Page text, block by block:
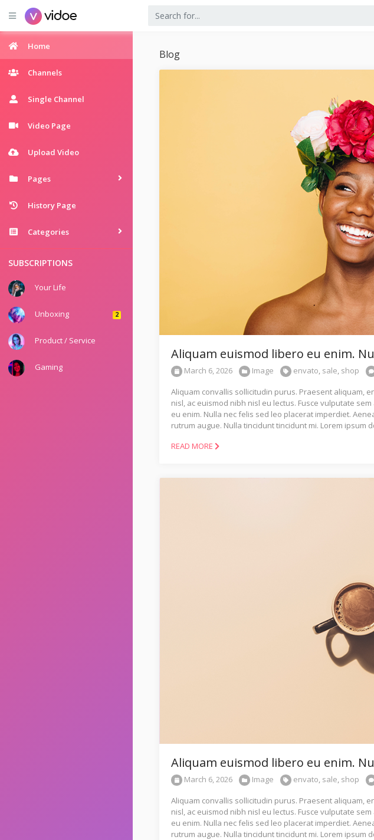
Home
Channels
Single Channel
Video Page
Upload Video
Pages
History Page
Categories
SUBSCRIPTIONS
Your Life
Unboxing 2
Product / Service
Gaming
Blog
Aliquam euismod libero eu enim.
March 6, 2026 Image envato, sale, shop
Aliquam convallis sollicitudin purus. Praesent aliquam,
nisl, ac euismod nibh nisl eu lectus. Fusce vulputate
eu enim. Nulla nec felis sed leo placerat imperdiet.
rutrum augue. Nulla tincidunt tincidunt mi. Lorem ipsum
READ MORE
Aliquam euismod libero eu enim.
March 6, 2026 Image envato, sale, shop
Aliquam convallis sollicitudin purus. Praesent aliquam,
nisl, ac euismod nibh nisl eu lectus. Fusce vulputate
eu enim. Nulla nec felis sed leo placerat imperdiet.
rutrum augue. Nulla tincidunt tincidunt mi. Lorem ipsum